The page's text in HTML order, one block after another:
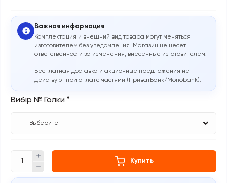
Важная информация
Комплектация и внешний вид товара могут меняться
изготовителем без уведомления. Магазин не несет
ответственности за изменения, внесенные изготовителем.
Бесплатная доставка и акционные предложения не
действуют при оплате частями (ПриватБанк/Monobank).
Вибір № Голки *
Купить